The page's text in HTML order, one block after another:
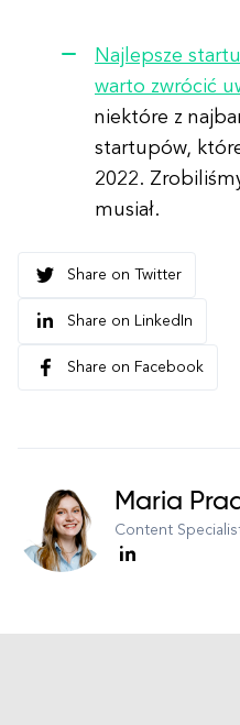
Najlepsze
warto zwrócić
niektóre z
startupów,
2022.
musiał.
Share on Twitter
Share on LinkedIn
Share on Facebook
Maria
Content